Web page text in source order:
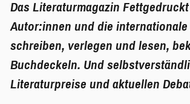
Das Literaturmagazin
Autor:innen und die
schreiben, verlegen und lesen,
Buchdeckeln. Und
Literaturpreise und aktuellen